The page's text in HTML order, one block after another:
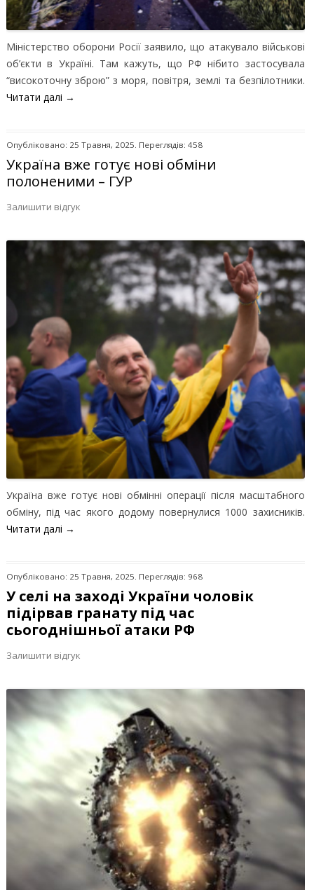
Міністерство оборони Росії заявило, що атакувало військові
об’єкти в Україні. Там кажуть, що РФ нібито застосувала
“високоточну зброю” з моря, повітря, землі та безпілотники.
Читати далі →
Опубліковано: 25 Травня, 2025. Переглядів: 458
Україна вже готує нові обміни
полоненими – ГУР
Залишити відгук
Україна вже готує нові обмінні операції після масштабного
обміну, під час якого додому повернулися 1000 захисників.
Читати далі →
Опубліковано: 25 Травня, 2025. Переглядів: 968
У селі на заході України чоловік
підірвав гранату під час
сьогоднішньої атаки РФ
Залишити відгук